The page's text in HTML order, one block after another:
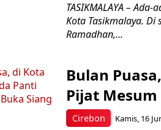
TASIKMALAYA –
Kota Tasikmalaya.
Ramadhan,...
Cirebon
Bulan
Pijat
Kamis, 16